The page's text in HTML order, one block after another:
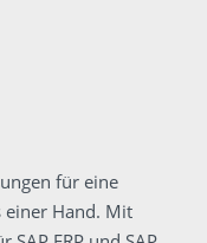
für eine
einer Hand. Mit